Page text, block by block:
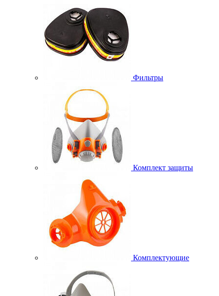
Фильтры
Комплект защиты
Комплектующие